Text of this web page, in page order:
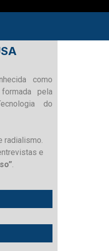
como
pela
do
radialismo.
e
.